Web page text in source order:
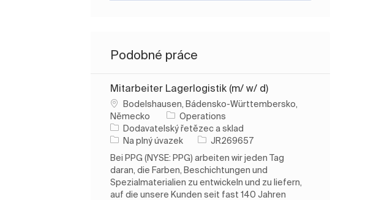
Podobné práce
Mitarbeiter Lagerlogistik (m/ w/ d)
Umístění
Bodelshausen, Bádensko-Württembersko,
Německo
Operations
Kategorie
Dodavatelský řetězec a sklad
Typ úlohy
Na plný úvazek ID úlohy
JR269657
Bei PPG (NYSE: PPG) arbeiten wir jeden Tag
daran, die Farben, Beschichtungen und
Spezialmaterialien zu entwickeln und zu liefern,
auf die unsere Kunden seit fast 140 Jahren